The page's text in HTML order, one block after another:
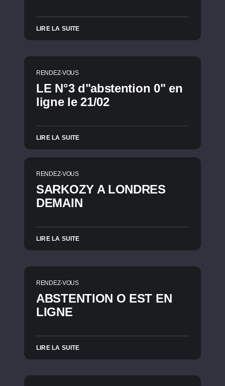
LIRE LA SUITE
RENDEZ-VOUS
LE N°3 d"abstention 0" en
ligne le 21/02
LIRE LA SUITE
RENDEZ-VOUS
SARKOZY A LONDRES
DEMAIN
LIRE LA SUITE
RENDEZ-VOUS
ABSTENTION O EST EN
LIGNE
LIRE LA SUITE